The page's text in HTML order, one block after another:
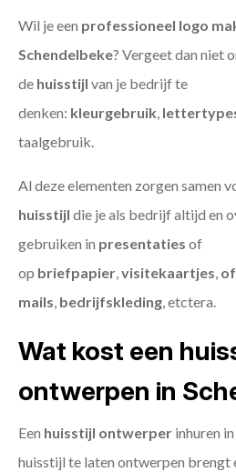
Wil je een professioneel logo
Schendelbeke? Vergeet dan niet
de huisstijl van je bedrijf te
denken: kleurgebruik,
taalgebruik.
Al deze elementen zorgen samen
huisstijl die je als bedrijf altijd en
gebruiken in presentaties of
op briefpapier,visitekaartjes,
mails, bedrijfskleding, etctera.
Wat kost een
ontwerpen in
Een huisstijl ontwerper inhuren
huisstijl te laten ontwerpen brengt